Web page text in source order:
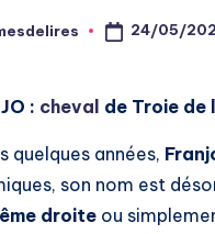
24/05/
: cheval de Troie de
quelques années,
son nom est
droite ou